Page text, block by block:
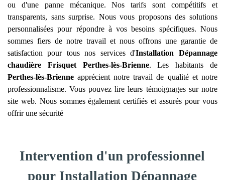
ou d'une panne mécanique. Nos tarifs sont compétitifs et
transparents, sans surprise. Nous vous proposons des solutions
personnalisées pour répondre à vos besoins spécifiques. Nous
sommes fiers de notre travail et nous offrons une garantie de
satisfaction pour tous nos services d'Installation Dépannage
chaudière Frisquet
Perthes-lès-Brienne. Les habitants de
Perthes-lès-Brienne apprécient notre travail de qualité et notre
professionnalisme. Vous pouvez lire leurs témoignages sur notre
site web. Nous sommes également certifiés et assurés pour vous
offrir une sécurité
Intervention d'un professionnel
pour Installation Dépannage